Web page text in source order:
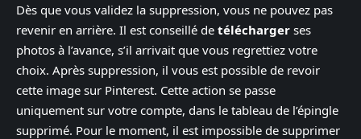
Dès que vous validez la suppression, vous ne pouvez pas
revenir en arrière. Il est conseillé de télécharger ses
photos à l’avance, s’il arrivait que vous regrettiez votre
choix. Après suppression, il vous est possible de revoir
cette image sur Pinterest. Cette action se passe
uniquement sur votre compte, dans le tableau de l’épingle
supprimé. Pour le moment, il est impossible de supprimer